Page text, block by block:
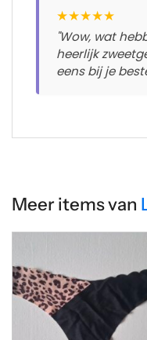
★★★★★
"Wow, wat
heerlijk
eens bij je
Meer items van